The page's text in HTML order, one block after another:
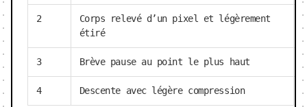
2
Corps relevé d’un pixel et légèrement
étiré
3 Brève pause au point le plus haut
4 Descente avec légère compression